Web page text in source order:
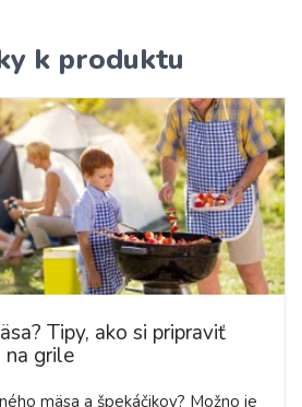
k produktu
Tipy, ako si pripraviť
na grile
mäsa a špekáčikov? Možno je